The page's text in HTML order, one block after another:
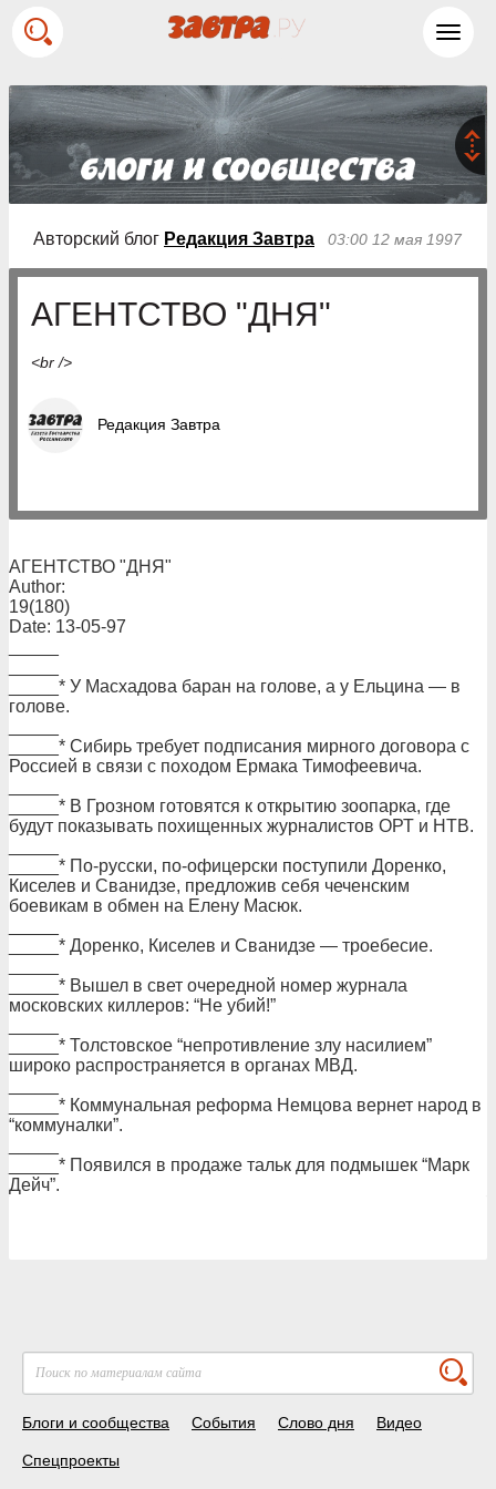
Авторский блог Редакция Завтра 03:00 12 мая 1997
АГЕНТСТВО "ДНЯ"
<br />
Редакция Завтра
АГЕНТСТВО "ДНЯ"
Author:
19(180)
Date: 13-05-97
_____* У Масхадова баран на голове, а у Ельцина — в
голове.
_____* Сибирь требует подписания мирного договора с
Россией в связи с походом Ермака Тимофеевича.
_____* В Грозном готовятся к открытию зоопарка, где
будут показывать похищенных журналистов ОРТ и НТВ.
_____* По-русски, по-офицерски поступили Доренко,
Киселев и Сванидзе, предложив себя чеченским
боевикам в обмен на Елену Масюк.
_____* Доренко, Киселев и Сванидзе — троебесие.
_____* Вышел в свет очередной номер журнала
московских киллеров: “Не убий!”
_____* Толстовское “непротивление злу насилием”
широко распространяется в органах МВД.
_____* Коммунальная реформа Немцова вернет народ в
“коммуналки”.
_____* Появился в продаже тальк для подмышек “Марк
Дейч”.
Блоги и сообщества События Слово дня Видео
Спецпроекты